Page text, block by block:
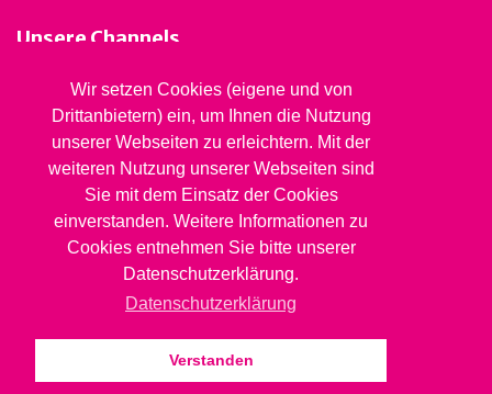
Wir setzen Cookies (eigene und von
Drittanbietern) ein, um Ihnen die Nutzung
unserer Webseiten zu erleichtern. Mit der
weiteren Nutzung unserer Webseiten sind
Sie mit dem Einsatz der Cookies
einverstanden. Weitere Informationen zu
Cookies entnehmen Sie bitte unserer
Datenschutzerklärung.
Datenschutzerklärung
Verstanden
Unsere Channels
Stiftung Jugendsozialwerk
Blaues Kreuz BL
Rheinstrasse 20, 4410 Liestal
061 827 99 81
info@jsw.swiss